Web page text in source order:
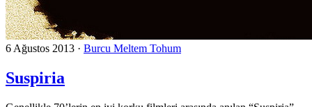
6 Ağustos 2013 · Burcu Meltem Tohum
Suspiria